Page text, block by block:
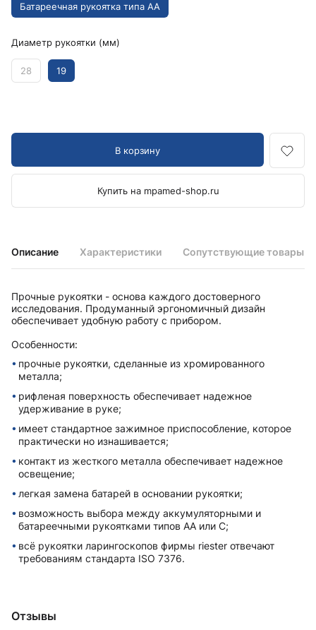
Описание Характеристики Сопутствующие товары
Прочные рукоятки - основа каждого достоверного
исследования. Продуманный эргономичный дизайн
обеспечивает удобную работу с прибором.
Особенности:
прочные рукоятки, сделанные из хромированного
металла;
рифленая поверхность обеспечивает надежное
удерживание в руке;
имеет стандартное зажимное приспособление, которое
практически но изнашивается;
контакт из жесткого металла обеспечивает надежное
освещение;
легкая замена батарей в основании рукоятки;
возможность выбора между аккумуляторными и
батареечными рукоятками типов AA или C;
всё рукоятки ларингоскопов фирмы riester отвечают
требованиям стандарта ISO 7376.
Отзывы
Батареечная рукоятка типа AA
Диаметр рукоятки (мм)
28 19
В корзину
Купить на mpamed-shop.ru